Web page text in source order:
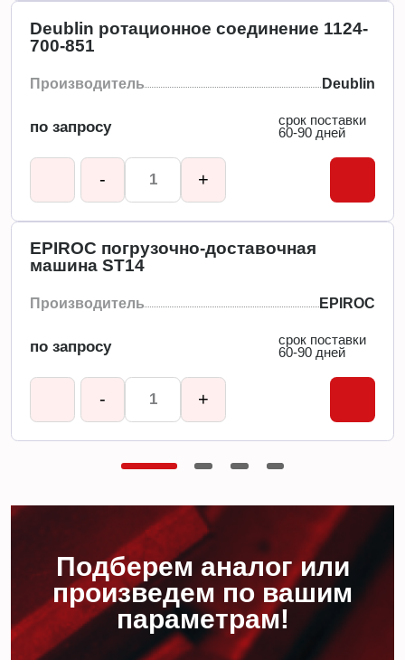
Deublin ротационное соединение 1124-
700-851
Производитель Deublin
по запросу
срок поставки
60-90 дней
- +
EPIROC погрузочно-доставочная
машина ST14
Производитель EPIROC
по запросу
срок поставки
60-90 дней
- +
Подберем аналог или
произведем по вашим
параметрам!